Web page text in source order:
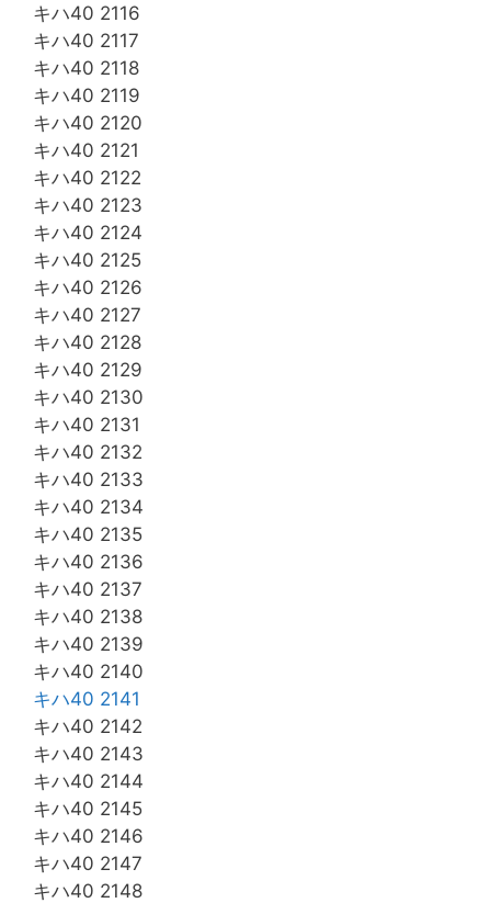
キハ40 2116
キハ40 2117
キハ40 2118
キハ40 2119
キハ40 2120
キハ40 2121
キハ40 2122
キハ40 2123
キハ40 2124
キハ40 2125
キハ40 2126
キハ40 2127
キハ40 2128
キハ40 2129
キハ40 2130
キハ40 2131
キハ40 2132
キハ40 2133
キハ40 2134
キハ40 2135
キハ40 2136
キハ40 2137
キハ40 2138
キハ40 2139
キハ40 2140
キハ40 2141
キハ40 2142
キハ40 2143
キハ40 2144
キハ40 2145
キハ40 2146
キハ40 2147
キハ40 2148